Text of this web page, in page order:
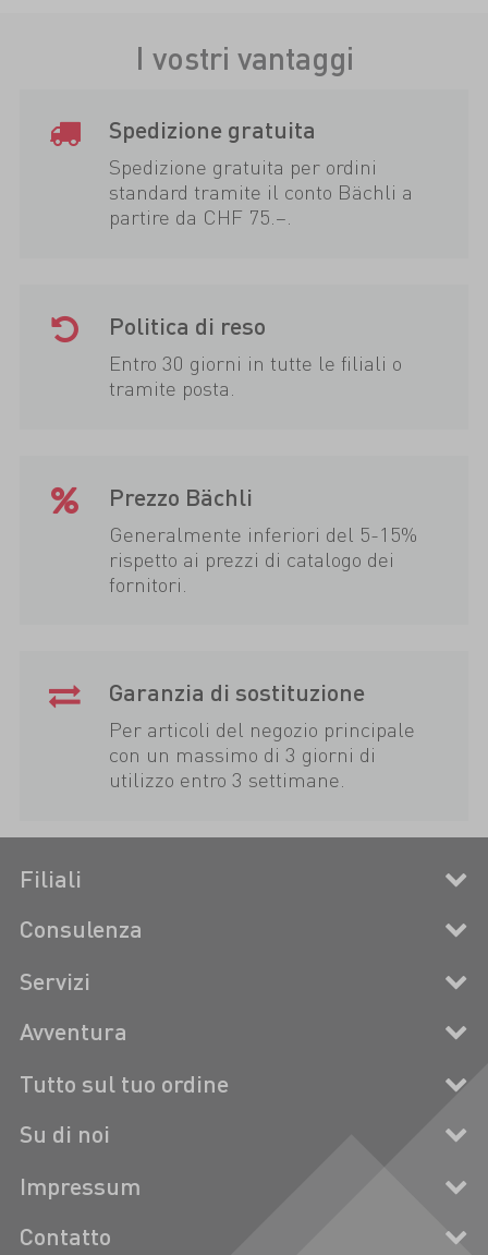
I vostri vantaggi
Spedizione gratuita
Spedizione gratuita per ordini
standard tramite il conto Bächli a
partire da CHF 75.–.
Politica di reso
Entro 30 giorni in tutte le filiali o
tramite posta.
Prezzo Bächli
Generalmente inferiori del 5-15%
rispetto ai prezzi di catalogo dei
fornitori.
Garanzia di sostituzione
Per articoli del negozio principale
con un massimo di 3 giorni di
utilizzo entro 3 settimane.
Filiali
Consulenza
Servizi
Avventura
Tutto sul tuo ordine
Su di noi
Impressum
Contatto